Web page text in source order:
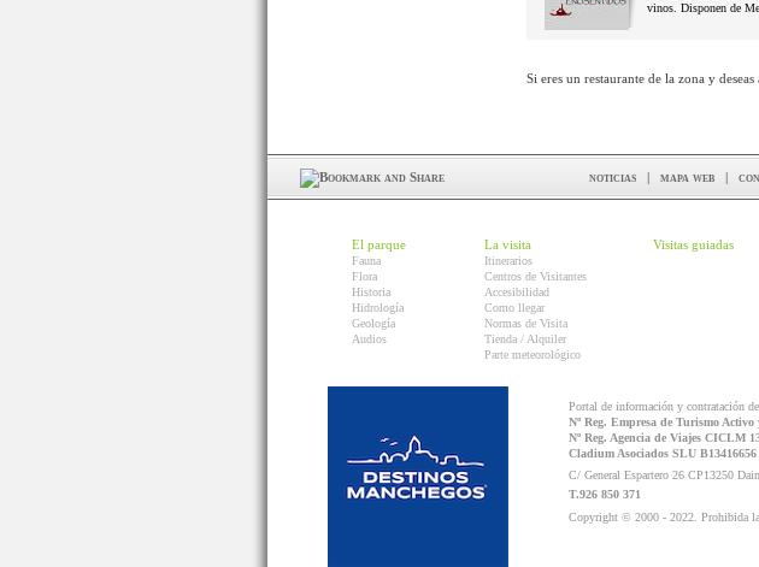
vinos. Disponen de
Si eres un restaurante de la zona y
noticias | mapa web |
El parque
Fauna
Flora
Historia
Hidrología
Geología
Audios
La visita
Itinerarios
Centros de Visitantes
Accesibilidad
Como llegar
Normas de Visita
Tienda / Alquiler
Parte meteorológico
Visitas guiadas
Portal de información y contratación
Nº Reg. Empresa de Turismo
Nº Reg. Agencia de Viajes CICLM
Cladium Asociados SLU
C/ General Espartero 26 CP13250
T.926 850 371
Copyright © 2000 - 2022. Prohibida la